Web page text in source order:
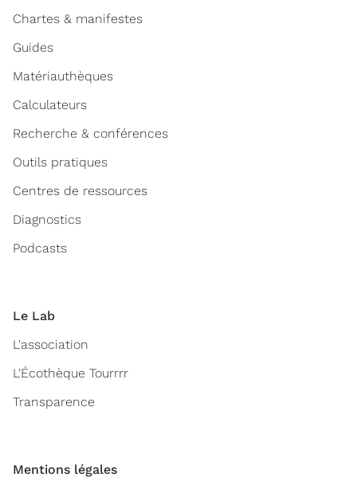
Chartes & manifestes
Guides
Matériauthèques
Calculateurs
Recherche & conférences
Outils pratiques
Centres de ressources
Diagnostics
Podcasts
Le Lab
L'association
L'Écothèque Tourrrr
Transparence
Mentions légales